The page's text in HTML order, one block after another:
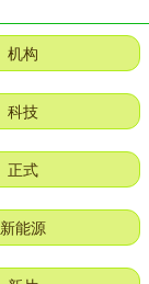
机构
科技
正式
新能源